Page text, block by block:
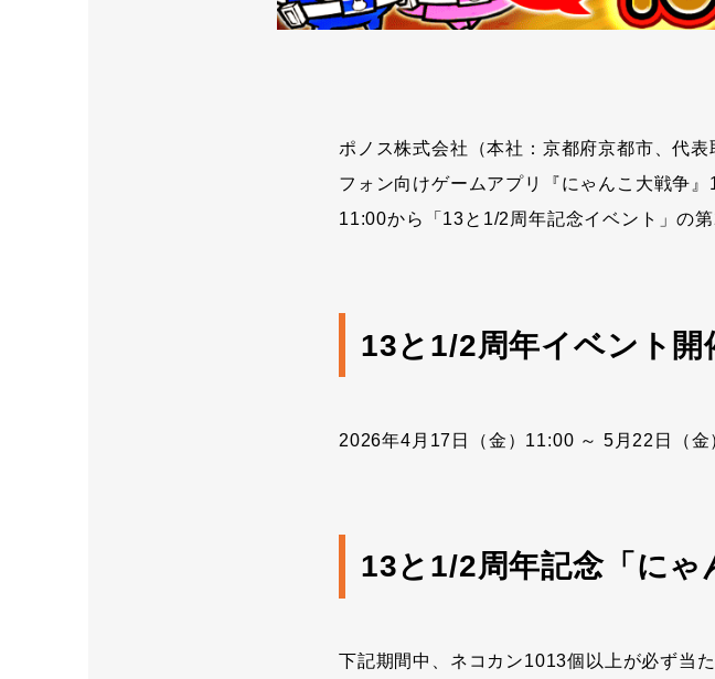
ポノス株式会社（本社：京都府京都市、代
フォン向けゲームアプリ『にゃんこ大戦争
11:00から「13と1/2周年記念イベント」の
13と1/2周年イベント開
2026年4月17日（金）11:00 ～ 5月22日（金
13と1/2周年記念「に
下記期間中、ネコカン1013個以上が必ず当